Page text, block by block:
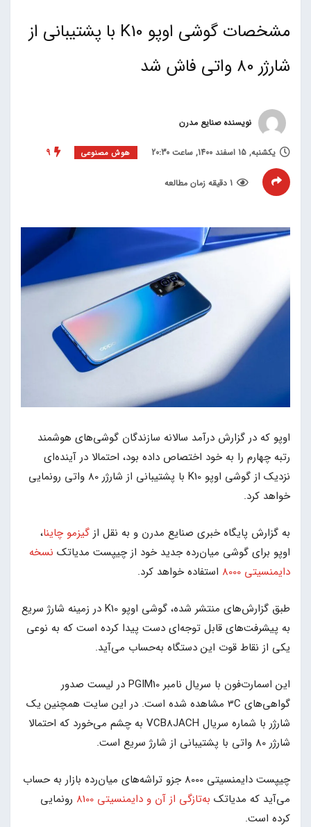
مشخصات گوشی اوپو K10 با پشتیبانی از
شارژر 80 واتی فاش شد
نویسنده صنایع مدرن
یکشنبه, 15 اسفند 1400, ساعت 20:30 هوش مصنوعی 9
1 دقیقه زمان مطالعه
اوپو که در گزارش درآمد سالانه سازندگان گوشی‌های هوشمند
رتبه چهارم را به خود اختصاص داده بود، احتمالا در آینده‌ای
نزدیک از گوشی اوپو K10 با پشتیبانی از شارژر 80 واتی رونمایی
خواهد کرد.
به گزارش پایگاه خبری صنایع مدرن و به نقل از گیزمو چاینا،
اوپو برای گوشی میان‌رده جدید خود از چیپست‌ مدیاتک نسخه
دایمنسیتی 8000
استفاده خواهد کرد.
طبق گزارش‌های منتشر شده، گوشی اوپو K10 در زمینه شارژ سریع
به پیشرفت‌های قابل توجه‌ای دست پیدا کرده است که به نوعی
یکی از نقاط قوت این دستگاه به‌حساب می‌آید.
این اسمارت‌فون با سریال نامبر PGIM10 در لیست صدور
گواهی‌های 3C مشاهده شده است. در این سایت همچنین یک
شارژر با شماره سریال VCB8JACH به چشم می‌خورد که احتمالا
شارژر 80 واتی با پشتیبانی از شارژ سریع است.
چیپست دایمنسیتی 8000 جزو تراشه‌های میان‌رده بازار به حساب
می‌آید که مدیاتک به‌تازگی از آن و دایمنسیتی 8100
رونمایی
کرده است.